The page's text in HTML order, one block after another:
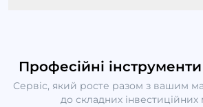
Аналіз ROI
Точка
Податкове навантаження
Професійні
Сервіс, який росте разом з вашим
до складних